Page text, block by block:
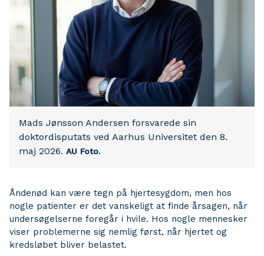
Mads Jønsson Andersen forsvarede sin
doktordisputats ved Aarhus Universitet den 8.
maj 2026. AU Foto.
Åndenød kan være tegn på hjertesygdom, men hos
nogle patienter er det vanskeligt at finde årsagen, når
undersøgelserne foregår i hvile. Hos nogle mennesker
viser problemerne sig nemlig først, når hjertet og
kredsløbet bliver belastet.